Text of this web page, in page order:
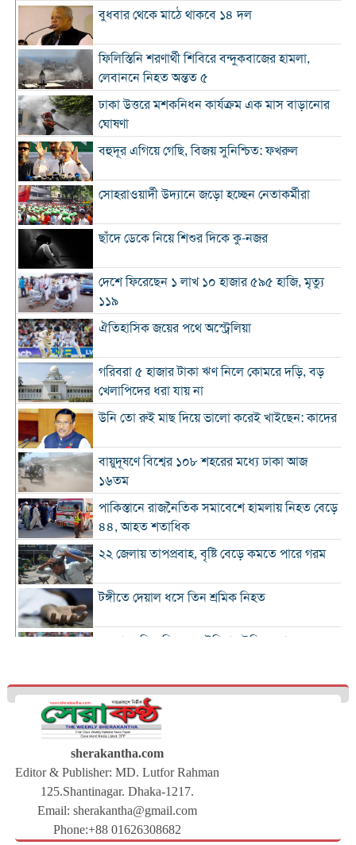
বুধবার থেকে মাঠে থাকবে ১৪ দল
ফিলিস্তিনি শরণার্থী শিবিরে বন্দুকবাজের হামলা,
লেবাননে নিহত অন্তত ৫
ঢাকা উত্তরে মশকনিধন কার্যক্রম এক মাস বাড়ানোর
ঘোষণা
বহুদূর এগিয়ে গেছি, বিজয় সুনিশ্চিত: ফখরুল
সোহরাওয়ার্দী উদ্যানে জড়ো হচ্ছেন নেতাকর্মীরা
ছাঁদে ডেকে নিয়ে শিশুর দিকে কু-নজর
দেশে ফিরেছেন ১ লাখ ১০ হাজার ৫৯৫ হাজি, মৃত্যু
১১৯
ঐতিহাসিক জয়ের পথে অস্ট্রেলিয়া
গরিবরা ৫ হাজার টাকা ঋণ নিলে কোমরে দড়ি, বড়
খেলাপিদের ধরা যায় না
উনি তো রুই মাছ দিয়ে ভালো করেই খাইছেন: কাদের
বায়ুদূষণে বিশ্বের ১০৮ শহরের মধ্যে ঢাকা আজ
১৬তম
পাকিস্তানে রাজনৈতিক সমাবেশে হামলায় নিহত বেড়ে
৪৪, আহত শতাধিক
২২ জেলায় তাপপ্রবাহ, বৃষ্টি বেড়ে কমতে পারে গরম
টঙ্গীতে দেয়াল ধসে তিন শ্রমিক নিহত
১২ রানে লিড নিয়ে অস্ট্রেলিয়ার ইনিংস শেষ
গলে যাওয়া হিমবাহ থেকে মিলল ৩৭ বছর আগে
নিখোঁজ পর্যটকের মরদেহ
শান্তিপূর্ণ নির্বাচনে রাজনৈতিক সমঝোতার বিকল্প
নেই
ঢাকায় আরও দেড় হাজার ডেঙ্গু শয্যা বাড়ছে :
স্বাস্থ্যমন্ত্রী
সারাদেশে বিএনপির নতুন কর্মসূচি ঘোষণা
sherakantha.com
Editor & Publisher: MD. Lutfor Rahman
125.Shantinagar. Dhaka-1217.
Email: sherakantha@gmail.com
Phone:+88 01626308682